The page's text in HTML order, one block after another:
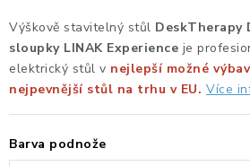
PREZENTAČNÍ SYSTÉMY
DRŽÁKY NA TABLET - MOBIL
Výškově stavitelný stůl DeskTherapy
sloupky LINAK Experience je
elektrický stůl v nejlepší možné
nejpevnější stůl na trhu v EU. Více
Barva podnože